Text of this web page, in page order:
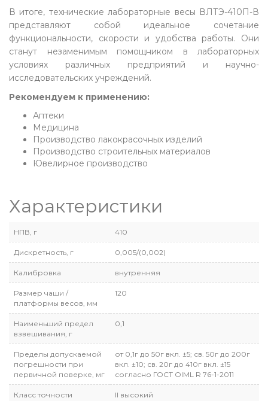
В итоге, технические лабораторные весы ВЛТЭ-410П-В
представляют собой идеальное сочетание
функциональности, скорости и удобства работы. Они
станут незаменимым помощником в лабораторных
условиях различных предприятий и научно-
исследовательских учреждений.
Рекомендуем к применению:
Аптеки
Медицина
Производство лакокрасочных изделий
Производство строительных материалов
Ювелирное производство
Характеристики
НПВ, г 410
Дискретность, г 0,005/(0,002)
Калибровка внутренняя
Размер чаши /
платформы весов, мм
120
Наименьший предел
взвешивания, г
0,1
Пределы допускаемой
погрешности при
первичной поверке, мг
от 0,1г до 50г вкл. ±5; св. 50г до 200г
вкл. ±10; св. 20г до 410г вкл. ±15
согласно ГОСТ OIML R 76-1-2011
Класс точности
II высокий